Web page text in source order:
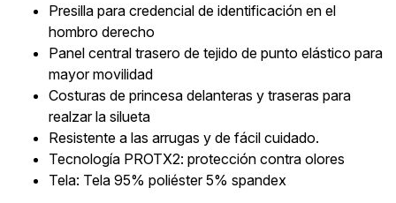
Presilla para credencial de identificación en el
hombro derecho
Panel central trasero de tejido de punto elástico para
mayor movilidad
Costuras de princesa delanteras y traseras para
realzar la silueta
Resistente a las arrugas y de fácil cuidado.
Tecnología PROTX2: protección contra olores
Tela: Tela 95% poliéster 5% spandex